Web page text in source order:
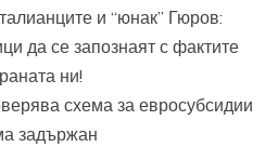
и “юнак” Гюров:
да се запознаят с фактите
ни!
схема за евросубсидии
задържан